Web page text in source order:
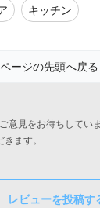
キッチン
ページの先頭へ戻る
意見をお待ちしてい
ます。
レビューを投稿す